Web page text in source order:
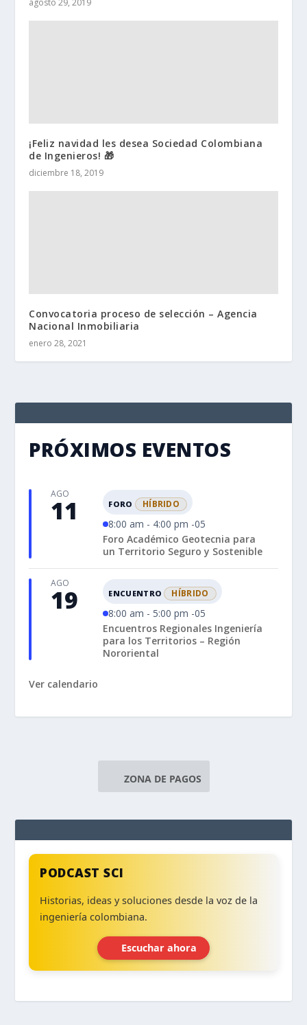
agosto 29, 2019
¡Feliz navidad les desea Sociedad Colombiana
de Ingenieros! 🎁
diciembre 18, 2019
Convocatoria proceso de selección – Agencia
Nacional Inmobiliaria
enero 28, 2021
PRÓXIMOS EVENTOS
AGO
11 FORO HÍBRIDO
8:00 am - 4:00 pm -05
Foro Académico Geotecnia para
un Territorio Seguro y Sostenible
AGO
19 ENCUENTRO HÍBRIDO
8:00 am - 5:00 pm -05
Encuentros Regionales Ingeniería
para los Territorios – Región
Nororiental
Ver calendario
ZONA DE PAGOS
PODCAST SCI
Historias, ideas y soluciones desde la voz de la
ingeniería colombiana.
Escuchar ahora